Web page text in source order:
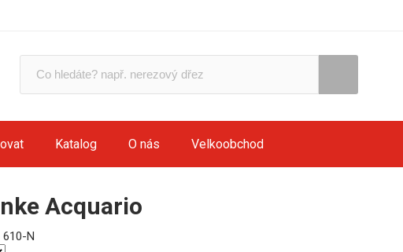
Katalog O nás Velkoobchod
Acquario
610-N